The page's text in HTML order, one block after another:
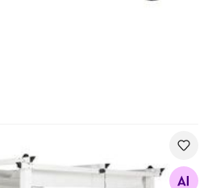
Otsi sarnaseid